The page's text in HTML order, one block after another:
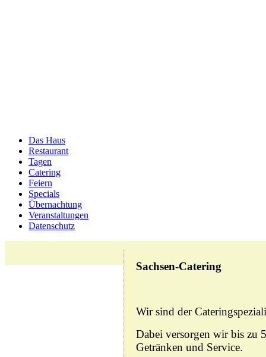
Das Haus
Restaurant
Tagen
Catering
Feiern
Specials
Übernachtung
Veranstaltungen
Datenschutz
Sachsen-Catering
Wir sind der
Dabei versorgen wir bis zu
Getränken und Service.